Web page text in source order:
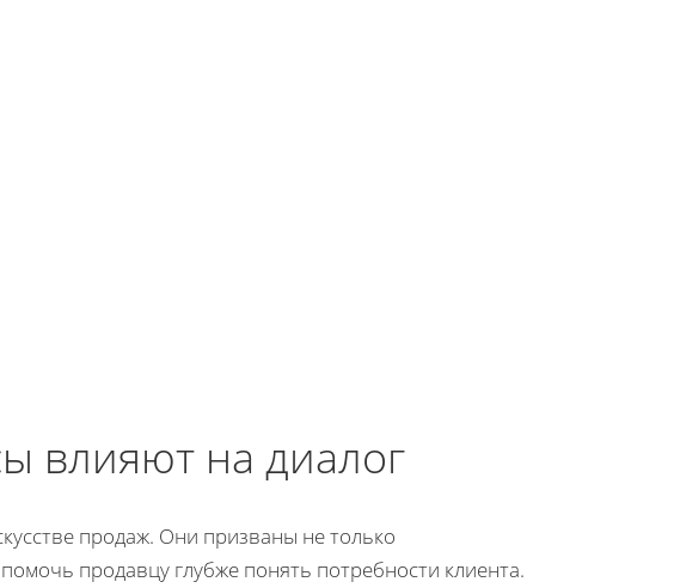
влияют на диалог
продаж. Они призваны не только
продавцу глубже понять потребности клиента.